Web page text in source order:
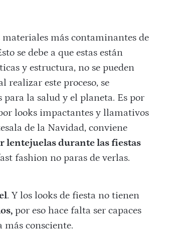
más contaminantes de
se debe a que estas están
y estructura, no se pueden
realizar este proceso, se
la salud y el planeta. Es por
looks impactantes y llamativos
de la Navidad, conviene
lentejuelas durante las fiestas
fashion no paras de verlas.
. Y los looks de fiesta no tienen
por eso hace falta ser capaces
consciente.